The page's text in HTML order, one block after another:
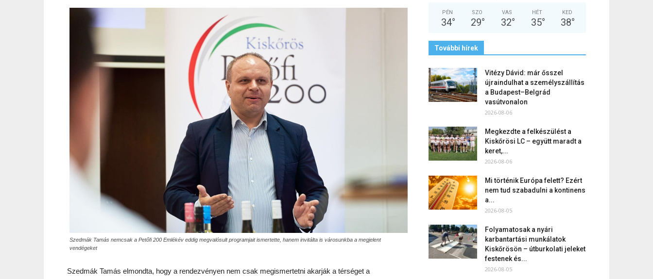
Szedmák Tamás nemcsak a Petőfi 200 Emlékév eddig megvalósult programjait ismertette, hanem invitálta is városunkba a megjelent
vendégeket
Szedmák Tamás elmondta, hogy a rendezvényen nem csak megismertetni akarják a térséget a
PÉN
34°
SZO
29°
VAS
32°
HÉT
35°
KED
38°
További hírek
Vitézy Dávid: már ősszel
újraindulhat a személyszállítás
a Budapest–Belgrád
vasútvonalon
2026-08-06
Megkezdte a felkészülést a
Kiskőrösi LC – együtt maradt a
keret,...
2026-08-06
Mi történik Európa felett? Ezért
nem tud szabadulni a kontinens
a...
2026-08-05
Folyamatosak a nyári
karbantartási munkálatok
Kiskőrösön – útburkolati jeleket
festenek és...
2026-08-05